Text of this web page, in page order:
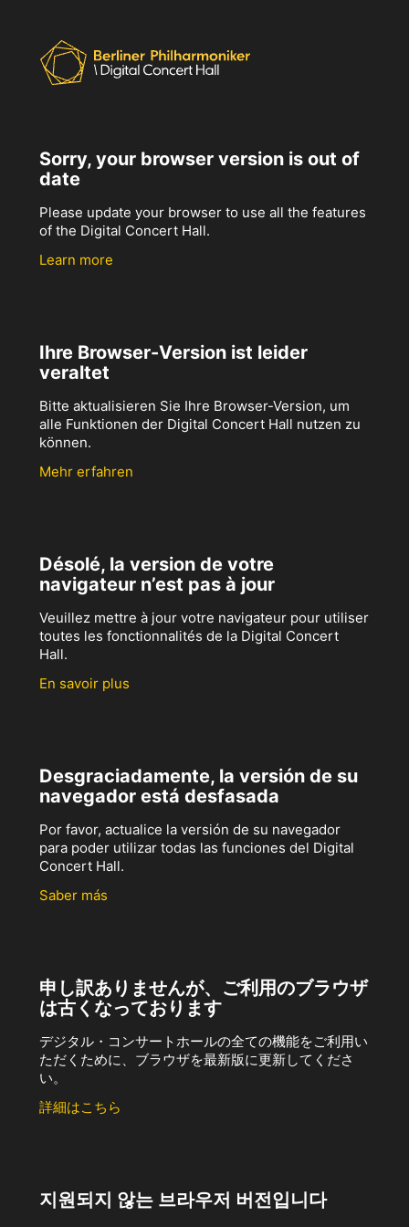
Sorry, your browser version is out of
date
Please update your browser to use all the features
of the Digital Concert Hall.
Learn more
Ihre Browser-Version ist leider
veraltet
Bitte aktualisieren Sie Ihre Browser-Version, um
alle Funktionen der Digital Concert Hall nutzen zu
können.
Mehr erfahren
Désolé, la version de votre
navigateur n’est pas à jour
Veuillez mettre à jour votre navigateur pour utiliser
toutes les fonctionnalités de la Digital Concert
Hall.
En savoir plus
Desgraciadamente, la versión de su
navegador está desfasada
Por favor, actualice la versión de su navegador
para poder utilizar todas las funciones del Digital
Concert Hall.
Saber más
申し訳ありませんが、ご利用のブラウザ
は古くなっております
デジタル・コンサートホールの全ての機能をご利用い
ただくために、ブラウザを最新版に更新してくださ
い。
詳細はこちら
지원되지 않는 브라우저 버전입니다